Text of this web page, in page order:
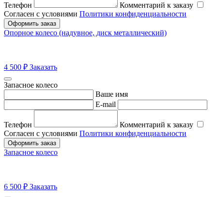
Телефон
Комментарий к заказу
Согласен с условиями Политики конфиденциальности
Оформить заказ
Опорное колесо (надувное, диск металлический)
4 500 ₽ Заказать
Запасное колесо
Ваше имя
E-mail
Телефон
Комментарий к заказу
Согласен с условиями Политики конфиденциальности
Оформить заказ
Запасное колесо
6 500 ₽ Заказать